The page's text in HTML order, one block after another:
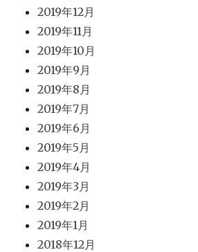
2019年12月
2019年11月
2019年10月
2019年9月
2019年8月
2019年7月
2019年6月
2019年5月
2019年4月
2019年3月
2019年2月
2019年1月
2018年12月